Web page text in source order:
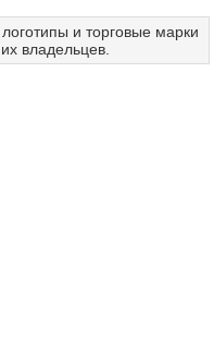
и торговые марки
владельцев.